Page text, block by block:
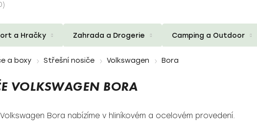
a Hračky Zahrada a Drogerie Camping a Outdoor
a boxy Střešní nosiče Volkswagen Bora
VOLKSWAGEN BORA
Bora nabízíme v hliníkovém a ocelovém provedení.